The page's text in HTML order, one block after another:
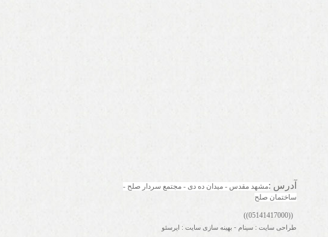
آدرس :
ساختمان صلح
((05141417000))
طراحی سایت : سینام - بهینه سازی سایت : ایرسئو